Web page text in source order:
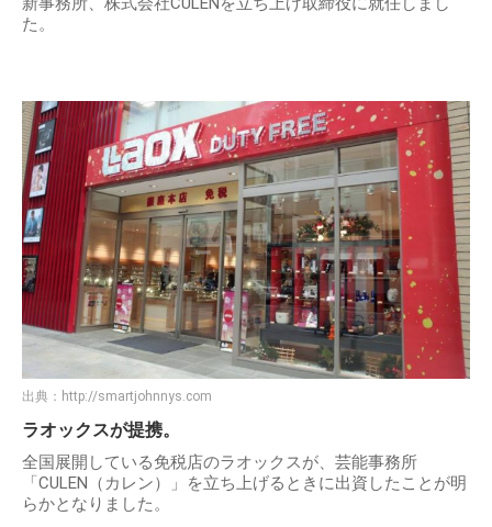
た。
出典： http://smartjohnnys.com
ラオックスが提携。
全国展開している免税店のラオックスが、芸能事務所
「CULEN（カレン）」を立ち上げるときに出資したことが明
らかとなりました。